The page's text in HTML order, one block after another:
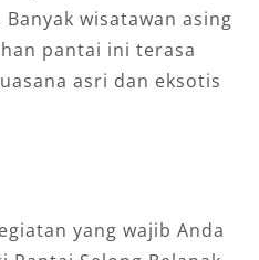
wisatawan asing
pantai ini terasa
asri dan eksotis
yang wajib Anda